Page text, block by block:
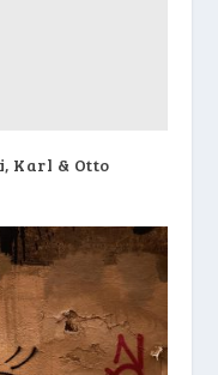
Karl & Otto